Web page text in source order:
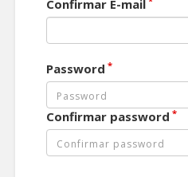
Confirmar E-mail
Password *
Confirmar password *